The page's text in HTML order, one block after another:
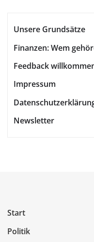
Unsere Grundsätze
Finanzen: Wem
Feedback
Impressum
Newsletter
Start
Politik